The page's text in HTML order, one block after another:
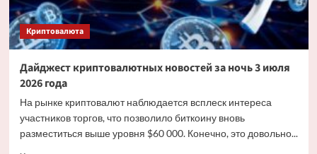
области
Криптовалюта
Дайджест криптовалютных новостей за ночь 3 июля
2026 года
На рынке криптовалют наблюдается всплеск интереса
участников торгов, что позволило биткоину вновь
разместиться выше уровня $60 000. Конечно, это довольно...